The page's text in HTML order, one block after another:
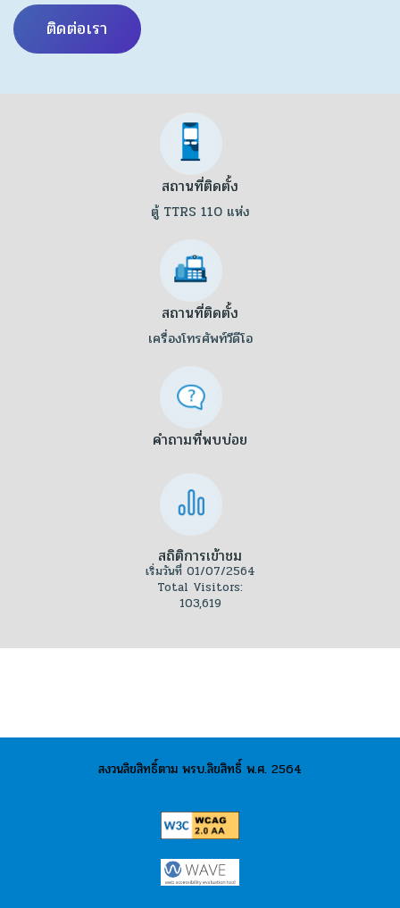
ติดต่อเรา
สถานที่ติดตั้ง
ตู้ TTRS 110 แห่ง
สถานที่ติดตั้ง
เครื่องโทรศัพท์วีดีโอ
คำถามที่พบบ่อย
สถิติการเข้าชม
เริ่มวันที่ 01/07/2564
Total Visitors:
103,619
สงวนลิขสิทธิ์ตาม พรบ.ลิขสิทธิ์ พ.ศ. 2564